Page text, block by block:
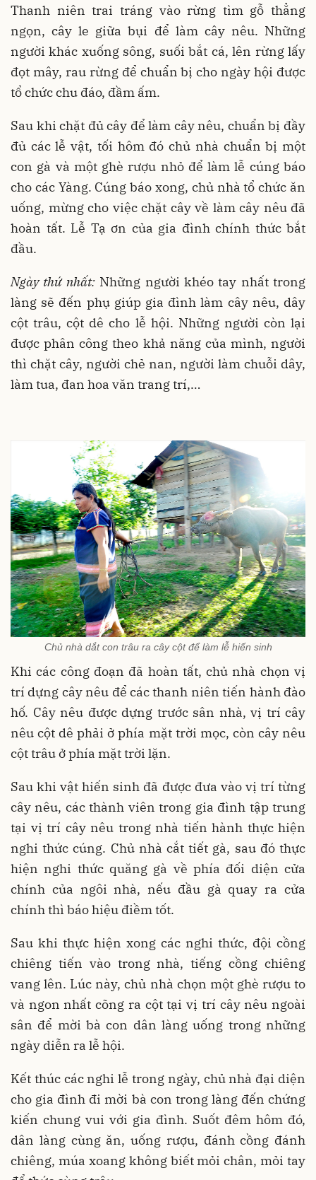
Thanh niên trai tráng vào rừng tìm gỗ thẳng
ngọn, cây le giữa bụi để làm cây nêu. Những
người khác xuống sông, suối bắt cá, lên rừng lấy
đọt mây, rau rừng để chuẩn bị cho ngày hội được
tổ chức chu đáo, đầm ấm.
Sau khi chặt đủ cây để làm cây nêu, chuẩn bị đầy
đủ các lễ vật, tối hôm đó chủ nhà chuẩn bị một
con gà và một ghè rượu nhỏ để làm lễ cúng báo
cho các Yàng. Cúng báo xong, chủ nhà tổ chức ăn
uống, mừng cho việc chặt cây về làm cây nêu đã
hoàn tất. Lễ Tạ ơn của gia đình chính thức bắt
đầu.
Ngày thứ nhất:Những người khéo tay nhất trong
làng sẽ đến phụ giúp gia đình làm cây nêu, dây
cột trâu, cột dê cho lễ hội. Những người còn lại
được phân công theo khả năng của mình, người
thì chặt cây, người chẻ nan, người làm chuỗi dây,
làm tua, đan hoa văn trang trí,…
Chủ nhà dắt con trâu ra cây cột để làm lễ hiến sinh
Khi các công đoạn đã hoàn tất, chủ nhà chọn vị
trí dựng cây nêu để các thanh niên tiến hành đào
hố. Cây nêu được dựng trước sân nhà, vị trí cây
nêu cột dê phải ở phía mặt trời mọc, còn cây nêu
cột trâu ở phía mặt trời lặn.
Sau khi vật hiến sinh đã được đưa vào vị trí từng
cây nêu, các thành viên trong gia đình tập trung
tại vị trí cây nêu trong nhà tiến hành thực hiện
nghi thức cúng. Chủ nhà cắt tiết gà, sau đó thực
hiện nghi thức quăng gà về phía đối diện cửa
chính của ngôi nhà, nếu đầu gà quay ra cửa
chính thì báo hiệu điềm tốt.
Sau khi thực hiện xong các nghi thức, đội cồng
chiêng tiến vào trong nhà, tiếng cồng chiêng
vang lên. Lúc này, chủ nhà chọn một ghè rượu to
và ngon nhất cõng ra cột tại vị trí cây nêu ngoài
sân để mời bà con dân làng uống trong những
ngày diễn ra lễ hội.
Kết thúc các nghi lễ trong ngày, chủ nhà đại diện
cho gia đình đi mời bà con trong làng đến chứng
kiến chung vui với gia đình. Suốt đêm hôm đó,
dân làng cùng ăn, uống rượu, đánh cồng đánh
chiêng, múa xoang không biết mỏi chân, mỏi tay